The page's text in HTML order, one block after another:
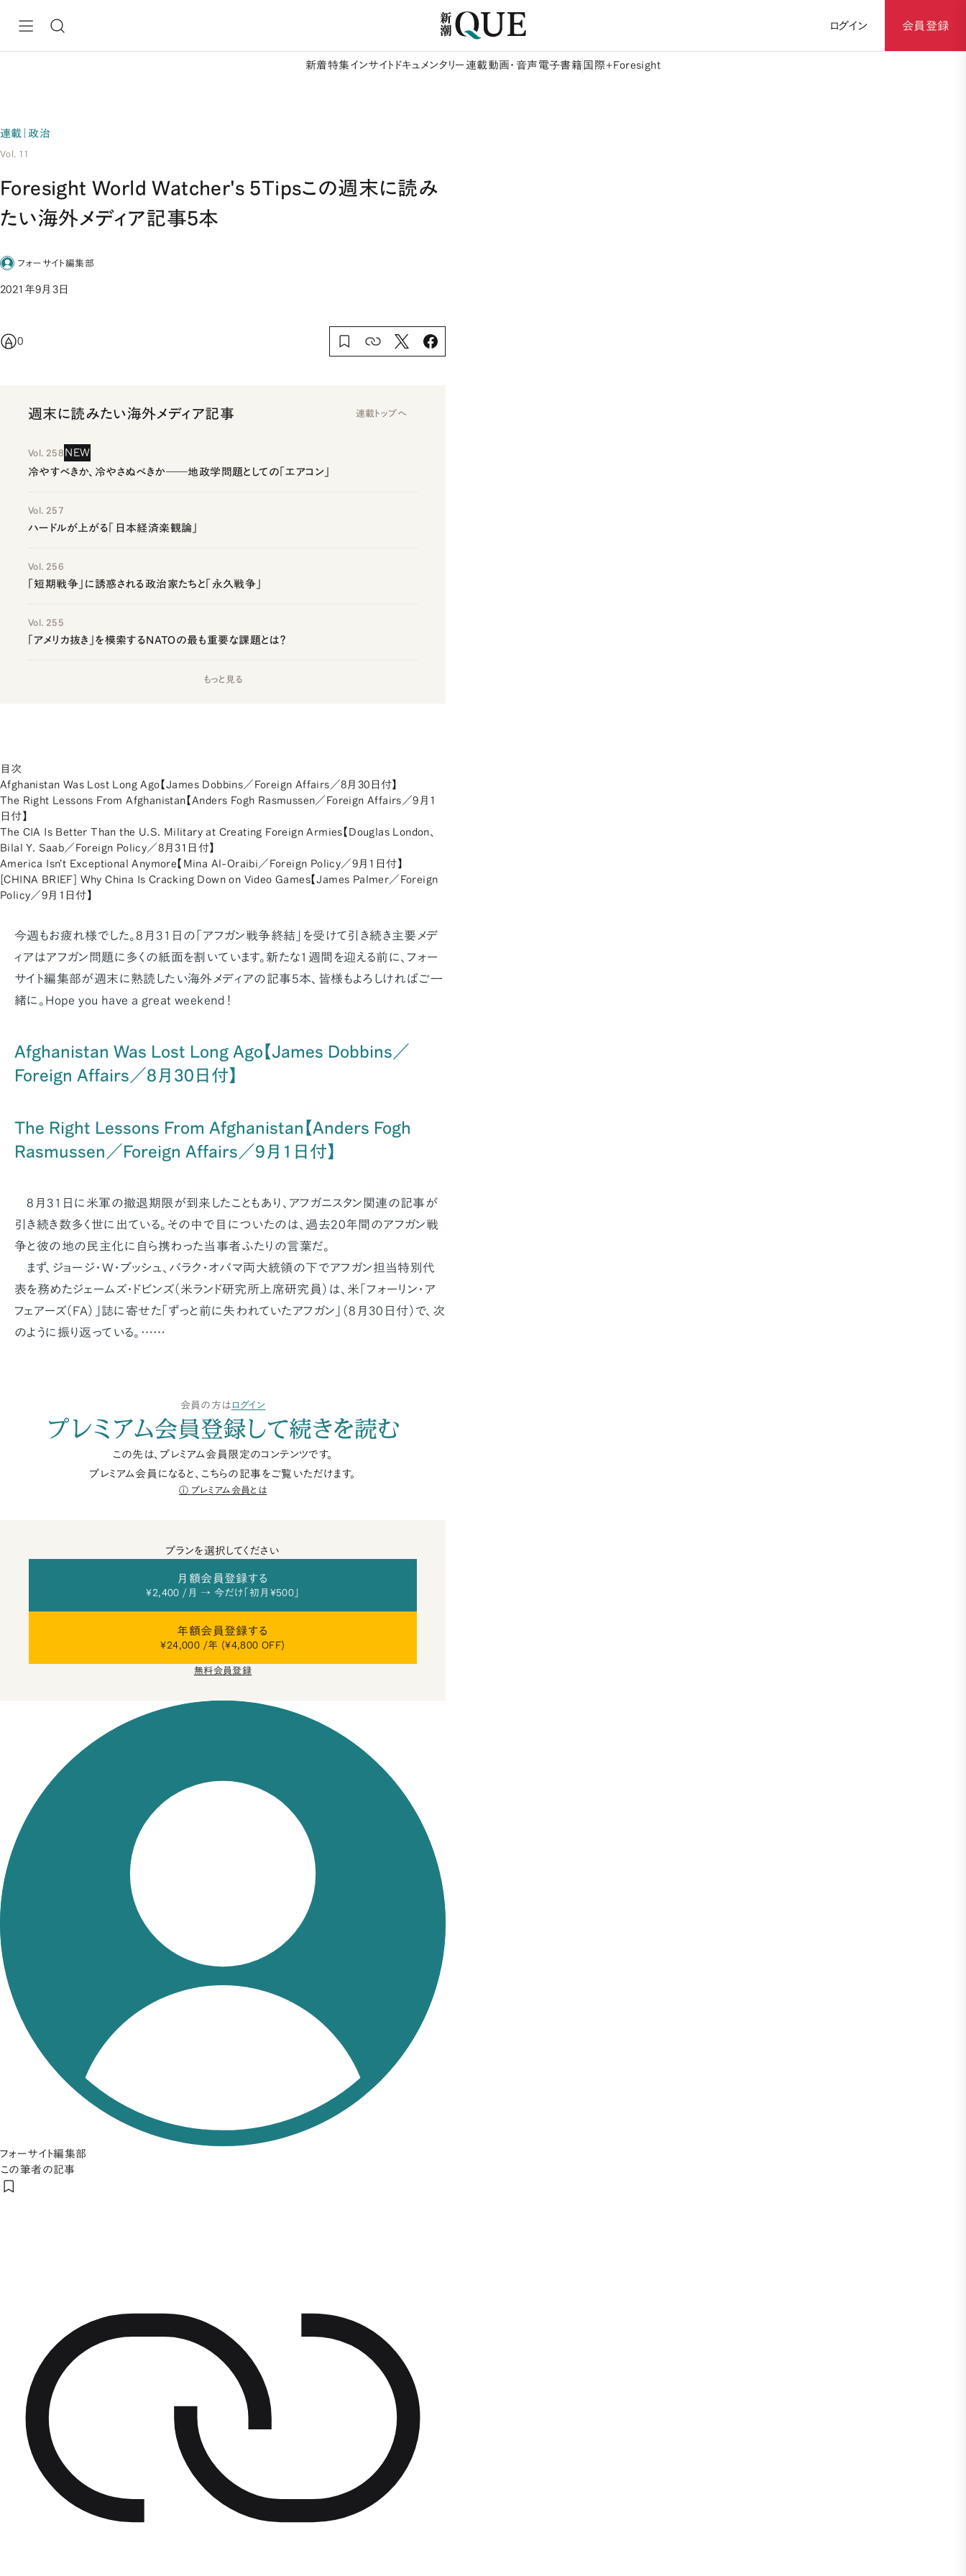
ログイン 会員登録
新着特集 インサイト ドキュメンタリー 連載動画・音声 電子書籍 国際+Foresight
連載｜政治
Vol. 11
Foresight World Watcher's 5Tipsこの週末に読み
たい海外メディア記事5本
フォーサイト編集部
2021年9月3日
0
週末に読みたい海外メディア記事 連載トップへ
Vol. 258 NEW
冷やすべきか、冷やさぬべきか――地政学問題としての「エアコン」
Vol. 257
ハードルが上がる「日本経済楽観論」
Vol. 256
「短期戦争」に誘惑される政治家たちと「永久戦争」
Vol. 255
「アメリカ抜き」を模索するNATOの最も重要な課題とは？
もっと見る
目次
Afghanistan Was Lost Long Ago【James Dobbins／Foreign Affairs／8月30日付】
The Right Lessons From Afghanistan【Anders Fogh Rasmussen／Foreign Affairs／9月1
日付】
The CIA Is Better Than the U.S. Military at Creating Foreign Armies【Douglas London、
Bilal Y. Saab／Foreign Policy／8月31日付】
America Isn't Exceptional Anymore【Mina Al-Oraibi／Foreign Policy／9月1日付】
[CHINA BRIEF] Why China Is Cracking Down on Video Games【James Palmer／Foreign
Policy／9月1日付】
今週もお疲れ様でした。8月31日の「アフガン戦争終結」を受けて引き続き主要メデ
ィアはアフガン問題に多くの紙面を割いています。新たな1週間を迎える前に、フォー
サイト編集部が週末に熟読したい海外メディアの記事5本、皆様もよろしければご一
緒に。Hope you have a great weekend！
Afghanistan Was Lost Long Ago【James Dobbins／
Foreign Affairs／8月30日付】
The Right Lessons From Afghanistan【Anders Fogh
Rasmussen／Foreign Affairs／9月1日付】
8月31日に米軍の撤退期限が到来したこともあり、アフガニスタン関連の記事が
引き続き数多く世に出ている。その中で目についたのは、過去20年間のアフガン戦
争と彼の地の民主化に自ら携わった当事者ふたりの言葉だ。
まず、ジョージ・W・ブッシュ、バラク・オバマ両大統領の下でアフガン担当特別代
表を務めたジェームズ・ドビンズ（米ランド研究所上席研究員）は、米「フォーリン・ア
フェアーズ（FA）」誌に寄せた「ずっと前に失われていたアフガン」（8月30日付）で、次
のように振り返っている。……
会員の方は ログイン
プレミアム会員登録して続きを読む
この先は、プレミアム会員限定のコンテンツです。
プレミアム会員になると、こちらの記事をご覧いただけます。
プレミアム会員とは
プランを選択してください
月額会員登録する
¥2,400 /月 → 今だけ「初月¥500」
年額会員登録する
¥24,000 /年 (¥4,800 OFF)
無料会員登録
フォーサイト編集部
この筆者の記事